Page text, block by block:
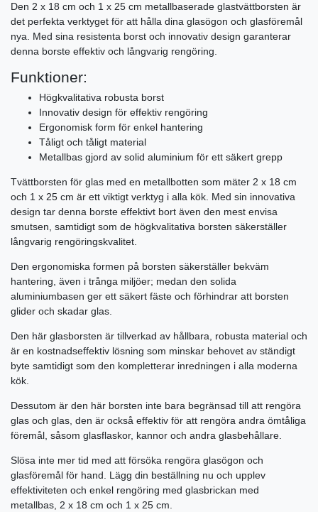
Den 2 x 18 cm och 1 x 25 cm metallbaserade glastvättborsten är
det perfekta verktyget för att hålla dina glasögon och glasföremål
nya. Med sina resistenta borst och innovativ design garanterar
denna borste effektiv och långvarig rengöring.
Funktioner:
Högkvalitativa robusta borst
Innovativ design för effektiv rengöring
Ergonomisk form för enkel hantering
Tåligt och tåligt material
Metallbas gjord av solid aluminium för ett säkert grepp
Tvättborsten för glas med en metallbotten som mäter 2 x 18 cm
och 1 x 25 cm är ett viktigt verktyg i alla kök. Med sin innovativa
design tar denna borste effektivt bort även den mest envisa
smutsen, samtidigt som de högkvalitativa borsten säkerställer
långvarig rengöringskvalitet.
Den ergonomiska formen på borsten säkerställer bekväm
hantering, även i trånga miljöer; medan den solida
aluminiumbasen ger ett säkert fäste och förhindrar att borsten
glider och skadar glas.
Den här glasborsten är tillverkad av hållbara, robusta material och
är en kostnadseffektiv lösning som minskar behovet av ständigt
byte samtidigt som den kompletterar inredningen i alla moderna
kök.
Dessutom är den här borsten inte bara begränsad till att rengöra
glas och glas, den är också effektiv för att rengöra andra ömtåliga
föremål, såsom glasflaskor, kannor och andra glasbehållare.
Slösa inte mer tid med att försöka rengöra glasögon och
glasföremål för hand. Lägg din beställning nu och upplev
effektiviteten och enkel rengöring med glasbrickan med
metallbas, 2 x 18 cm och 1 x 25 cm.